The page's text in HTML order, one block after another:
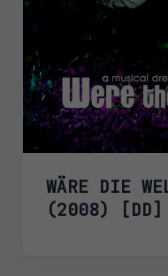
WÄRE DIE
(2008) [DD]